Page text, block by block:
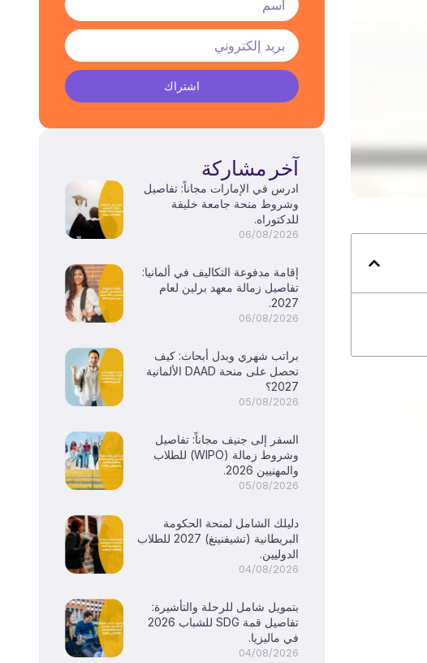
اشتراك
آخر مشاركة
ادرس في الإمارات مجاناً: تفاصيل
وشروط منحة جامعة خليفة
للدكتوراه.
06/08/2026
إقامة مدفوعة التكاليف في ألمانيا:
تفاصيل زمالة معهد برلين لعام
2027.
06/08/2026
براتب شهري وبدل أبحاث: كيف
تحصل على منحة DAAD الألمانية
2027؟
05/08/2026
السفر إلى جنيف مجاناً: تفاصيل
وشروط زمالة (WIPO) للطلاب
والمهنيين 2026.
05/08/2026
دليلك الشامل لمنحة الحكومة
البريطانية (تشيفنينغ) 2027 للطلاب
الدوليين.
04/08/2026
بتمويل شامل للرحلة والتأشيرة:
تفاصيل قمة SDG للشباب 2026
في ماليزيا.
04/08/2026